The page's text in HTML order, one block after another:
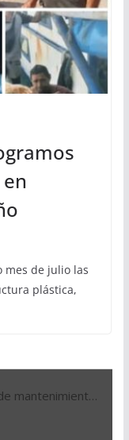
mes de julio las
plástica,